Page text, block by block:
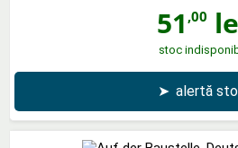
51 ,00
stoc
➤ alertă